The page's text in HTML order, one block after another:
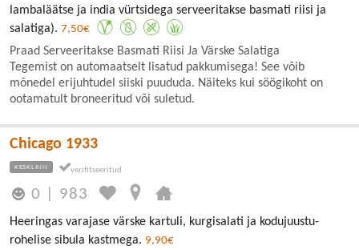
lambaläätse ja india vürtsidega serveeritakse basmati riisi ja
salatiga). 7,50€
Praad Serveeritakse Basmati Riisi Ja Värske Salatiga
Tegemist on automaatselt lisatud pakkumisega! See võib
mõnedel erijuhtudel siiski puududa. Näiteks kui söögikoht on
ootamatult broneeritud või suletud.
Chicago 1933
KESKLINN
0 983
Heeringas varajase värske kartuli, kurgisalati ja kodujuustu-
rohelise sibula kastmega. 9,90€